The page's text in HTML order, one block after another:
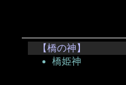
【橋の神】
橋姫神